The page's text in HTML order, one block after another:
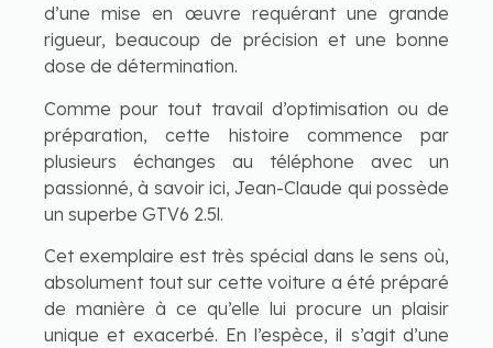
d’une mise en œuvre requérant une grande
rigueur, beaucoup de précision et une bonne
dose de détermination.
Comme pour tout travail d’optimisation ou de
préparation, cette histoire commence par
plusieurs échanges au téléphone avec un
passionné, à savoir ici, Jean-Claude qui possède
un superbe GTV6 2.5l.
Cet exemplaire est très spécial dans le sens où,
absolument tout sur cette voiture a été préparé
de manière à ce qu’elle lui procure un plaisir
unique et exacerbé. En l’espèce, il s’agit d’une